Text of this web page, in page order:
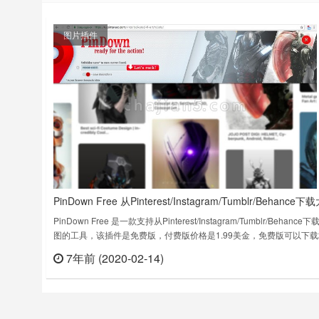
图片插件
PinDown Free 从Pinterest/Instagram/Tumblr/Behance下载
PinDown Free 是一款支持从Pinterest/Instagram/Tumblr/Behance下
图的工具，该插件是免费版，付费版价格是1.99美金，免费版可以下
26日……
7年前 (2020-02-14)